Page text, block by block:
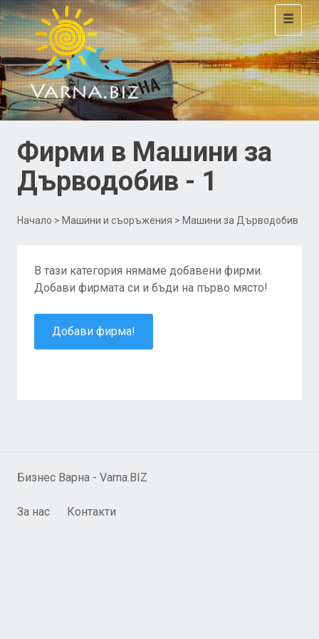
Toggle
Фирми в Машини за
Дърводобив - 1
Начало > Машини и съоръжения > Машини за Дърводобив
В тази категория нямаме добавени фирми.
Добави фирмата си и бъди на първо място!
Добави фирма!
Бизнес Варна - Varna.BIZ
За нас Контакти